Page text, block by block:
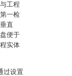
工程
一检
直
便于
实体
过设置